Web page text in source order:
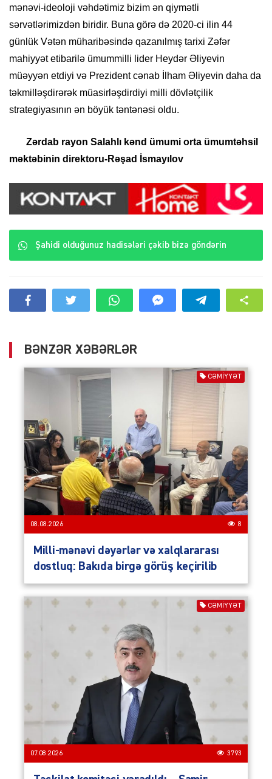
mənəvi-ideoloji vəhdətimiz bizim ən qiymətli
sərvətlərimizdən biridir. Buna görə də 2020-ci ilin 44
günlük Vətən müharibəsində qazanılmış tarixi Zəfər
mahiyyət etibarilə ümummilli lider Heydər Əliyevin
müəyyən etdiyi və Prezident cənab İlham Əliyevin daha da
təkmilləşdirərək müasirləşdirdiyi milli dövlətçilik
strategiyasının ən böyük təntənəsi oldu.
Zərdab rayon Salahlı kənd ümumi orta ümumtəhsil
məktəbinin direktoru-Rəşad İsmayılov
Şahidi olduğunuz hadisələri çəkib bizə göndərin
BƏNZƏR XƏBƏRLƏR
CƏMIYYƏT
08.08.2026 8
Milli-mənəvi dəyərlər və xalqlararası
dostluq: Bakıda birgə görüş keçirilib
CƏMIYYƏT
07.08.2026 3793